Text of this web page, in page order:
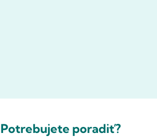
Potrebujete poradiť?